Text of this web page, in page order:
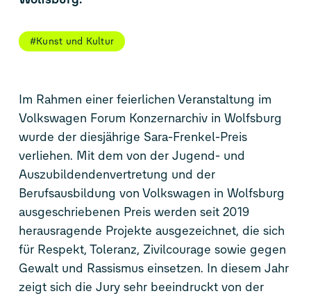
#Kunst und Kultur
Im Rahmen einer feierlichen Veranstaltung im
Volkswagen Forum Konzernarchiv in Wolfsburg
wurde der diesjährige Sara-Frenkel-Preis
verliehen. Mit dem von der Jugend- und
Auszubildendenvertretung und der
Berufsausbildung von Volkswagen in Wolfsburg
ausgeschriebenen Preis werden seit 2019
herausragende Projekte ausgezeichnet, die sich
für Respekt, Toleranz, Zivilcourage sowie gegen
Gewalt und Rassismus einsetzen. In diesem Jahr
zeigt sich die Jury sehr beeindruckt von der